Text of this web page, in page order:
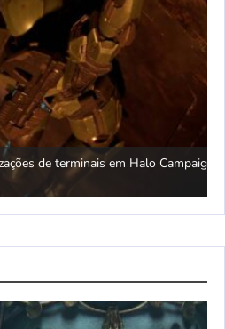
de terminais em Halo Campaign